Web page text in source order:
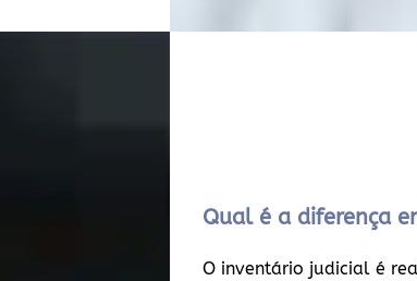
Qual é a diferença
O inventário judicial é